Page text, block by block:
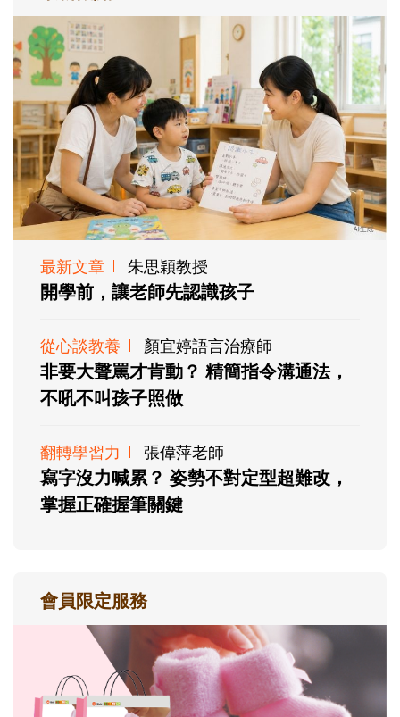
最新文章 朱思穎教授
開學前，讓老師先認識孩子
從心談教養 顏宜婷語言治療師
非要大聲罵才肯動？ 精簡指令溝通法，
不吼不叫孩子照做
翻轉學習力 張偉萍老師
寫字沒力喊累？ 姿勢不對定型超難改，
掌握正確握筆關鍵
會員限定服務